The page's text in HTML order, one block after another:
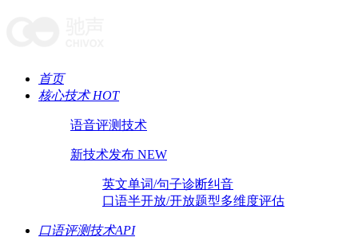
首页
核心技术 HOT
语音评测技术
新技术发布 NEW
英文单词/句子诊断纠音
口语半开放/开放题型多维度评估
口语评测技术API